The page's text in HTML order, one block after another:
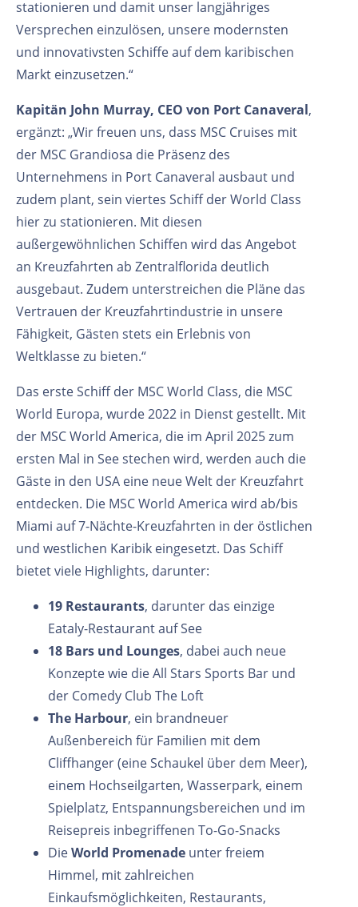
stationieren und damit unser langjähriges
Versprechen einzulösen, unsere modernsten
und innovativsten Schiffe auf dem karibischen
Markt einzusetzen.“
Kapitän John Murray, CEO von Port Canaveral,
ergänzt: „Wir freuen uns, dass MSC Cruises mit
der MSC Grandiosa die Präsenz des
Unternehmens in Port Canaveral ausbaut und
zudem plant, sein viertes Schiff der World Class
hier zu stationieren. Mit diesen
außergewöhnlichen Schiffen wird das Angebot
an Kreuzfahrten ab Zentralflorida deutlich
ausgebaut. Zudem unterstreichen die Pläne das
Vertrauen der Kreuzfahrtindustrie in unsere
Fähigkeit, Gästen stets ein Erlebnis von
Weltklasse zu bieten.“
Das erste Schiff der MSC World Class, die MSC
World Europa, wurde 2022 in Dienst gestellt. Mit
der MSC World America, die im April 2025 zum
ersten Mal in See stechen wird, werden auch die
Gäste in den USA eine neue Welt der Kreuzfahrt
entdecken. Die MSC World America wird ab/bis
Miami auf 7-Nächte-Kreuzfahrten in der östlichen
und westlichen Karibik eingesetzt. Das Schiff
bietet viele Highlights, darunter:
19 Restaurants, darunter das einzige
Eataly-Restaurant auf See
18 Bars und Lounges, dabei auch neue
Konzepte wie die All Stars Sports Bar und
der Comedy Club The Loft
The Harbour, ein brandneuer
Außenbereich für Familien mit dem
Cliffhanger (eine Schaukel über dem Meer),
einem Hochseilgarten, Wasserpark, einem
Spielplatz, Entspannungsbereichen und im
Reisepreis inbegriffenen To-Go-Snacks
DieWorld Promenade unter freiem
Himmel, mit zahlreichen
Einkaufsmöglichkeiten, Restaurants,